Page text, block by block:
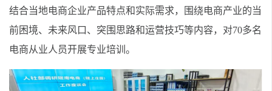
结合当地电商企业产品特点和实际需求，围绕电商产业的当
前困境、未来风口、突围思路和运营技巧等内容，对70多名
电商从业人员开展专业培训。